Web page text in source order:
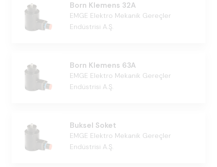
Born Klemens 32A
EMGE Elektro Mekanik Gereçler
Endüstrisi A.Ş.
Born Klemens 63A
EMGE Elektro Mekanik Gereçler
Endüstrisi A.Ş.
Buksel Soket
EMGE Elektro Mekanik Gereçler
Endüstrisi A.Ş.